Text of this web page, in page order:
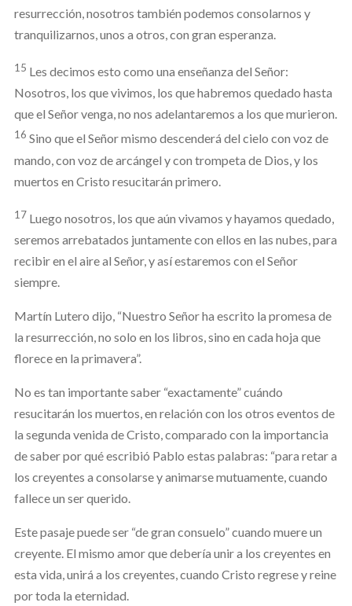
resurrección, nosotros también podemos consolarnos y
tranquilizarnos, unos a otros, con gran esperanza.
15 Les decimos esto como una enseñanza del Señor:
Nosotros, los que vivimos, los que habremos quedado hasta
que el Señor venga, no nos adelantaremos a los que murieron.
16 Sino que el Señor mismo descenderá del cielo con voz de
mando, con voz de arcángel y con trompeta de Dios, y los
muertos en Cristo resucitarán primero.
17 Luego nosotros, los que aún vivamos y hayamos quedado,
seremos arrebatados juntamente con ellos en las nubes, para
recibir en el aire al Señor, y así estaremos con el Señor
siempre.
Martín Lutero dijo, “Nuestro Señor ha escrito la promesa de
la resurrección, no solo en los libros, sino en cada hoja que
florece en la primavera”.
No es tan importante saber “exactamente” cuándo
resucitarán los muertos, en relación con los otros eventos de
la segunda venida de Cristo, comparado con la importancia
de saber por qué escribió Pablo estas palabras: “para retar a
los creyentes a consolarse y animarse mutuamente, cuando
fallece un ser querido.
Este pasaje puede ser “de gran consuelo” cuando muere un
creyente. El mismo amor que debería unir a los creyentes en
esta vida, unirá a los creyentes, cuando Cristo regrese y reine
por toda la eternidad.